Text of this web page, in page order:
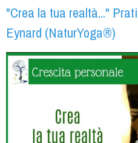
"Crea la tua realtà..."
Eynard (NaturYoga®)